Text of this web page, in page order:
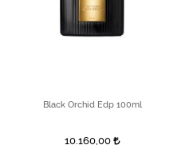
Black Orchid Edp 100ml
10.160,00